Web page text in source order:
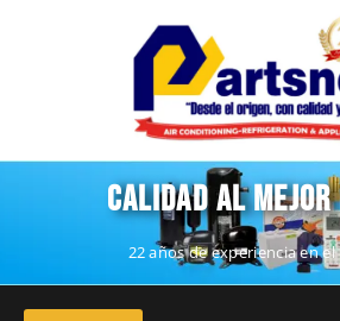
CALIDAD AL MEJOR
22 años de experiencia en